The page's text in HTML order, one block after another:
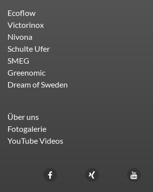
Ecoflow
Victorinox
Nivona
Schulte Ufer
SMEG
Greenomic
Dream of Sweden
Über uns
Fotogalerie
YouTube Videos